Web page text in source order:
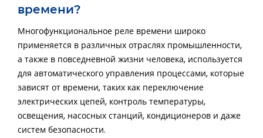
времени?
Многофункциональное реле времени широко
применяется в различных отраслях промышленности,
а также в повседневной жизни человека, используется
для автоматического управления процессами, которые
зависят от времени, таких как переключение
электрических цепей, контроль температуры,
освещения, насосных станций, кондиционеров и даже
систем безопасности.